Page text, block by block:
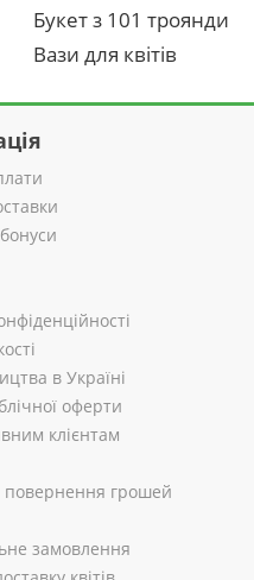
Букет з 101 троянди
Вази для квітів
в Україні
оферти
клієнтам
повернення грошей
замовлення